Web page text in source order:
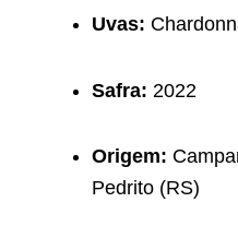
Uvas:
Safra: 2022
Origem:
Pedrito (RS)